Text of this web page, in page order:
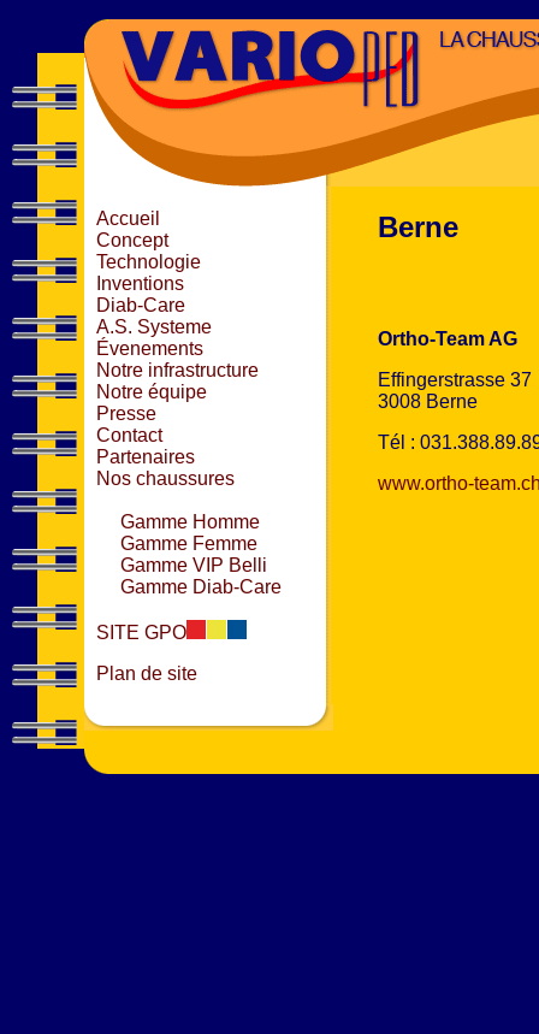
Accueil
Concept
Technologie
Inventions
Diab-Care
A.S. Systeme
Évenements
Notre infrastructure
Notre équipe
Presse
Contact
Partenaires
Nos chaussures
Gamme Homme
Gamme Femme
Gamme VIP Belli
Gamme Diab-Care
SITE GPO
Plan de site
Berne
Ortho-Team AG
Effingerstrasse 37
3008 Berne
Tél :
www.ortho-